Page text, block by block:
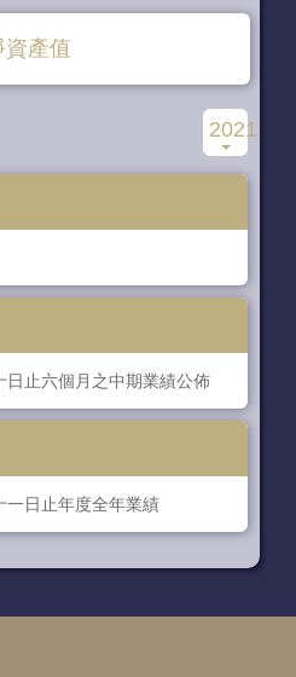
資產值
2021
日止六個月之中期業績公佈
一日止年度全年業績